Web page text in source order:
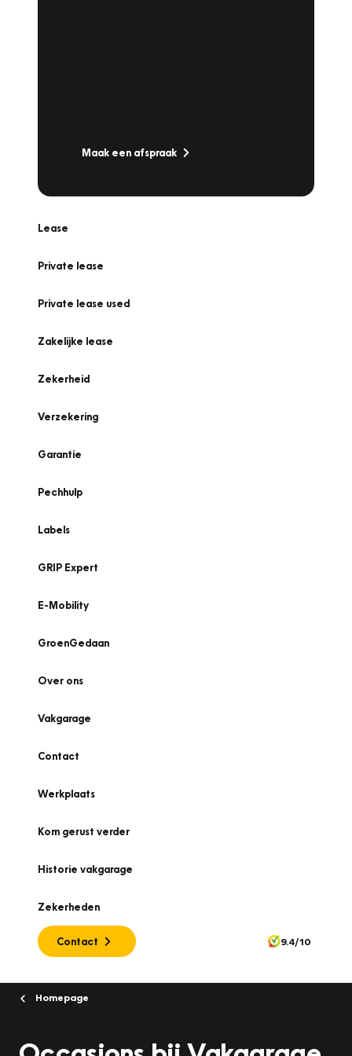
Maak een afspraak
Lease
Private lease
Private lease used
Zakelijke lease
Zekerheid
Verzekering
Garantie
Pechhulp
Labels
GRIP Expert
E-Mobility
GroenGedaan
Over ons
Vakgarage
Contact
Werkplaats
Kom gerust verder
Historie vakgarage
Zekerheden
Contact 9.4/10
Homepage